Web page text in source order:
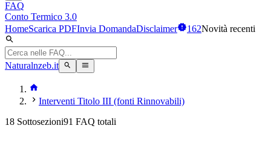
FAQ
Conto Termico 3.0
HomeScarica PDFInvia DomandaDisclaimer 162Novità recenti
Naturalnzeb.it
Interventi Titolo III (fonti Rinnovabili)
18 Sottosezioni91 FAQ totali